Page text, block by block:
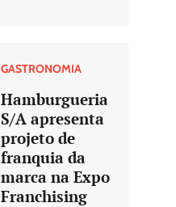
GASTRONOMIA
Hamburgueria
S/A apresenta
projeto de
franquia da
marca na Expo
Franchising